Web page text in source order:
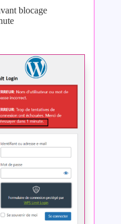
blocage